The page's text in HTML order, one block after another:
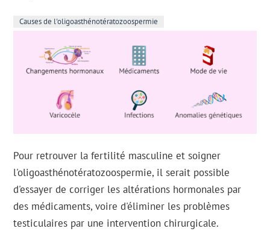
Causes de l'oligoasthénotératozoospermie
Pour retrouver la fertilité masculine et soigner
l'oligoasthénotératozoospermie, il serait possible
d'essayer de corriger les altérations hormonales par
des médicaments, voire d'éliminer les problèmes
testiculaires par une intervention chirurgicale.